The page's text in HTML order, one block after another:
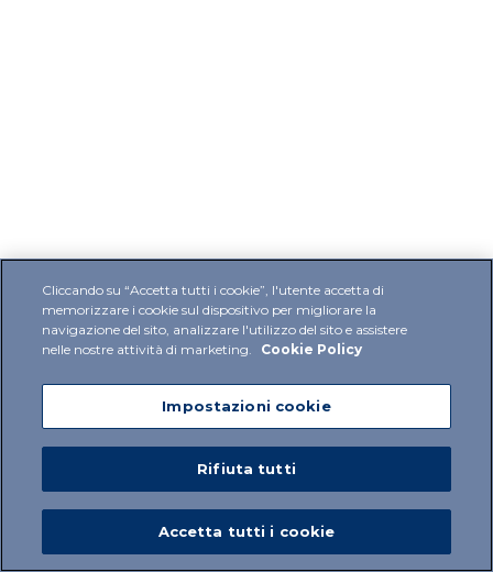
Cliccando su “Accetta tutti i cookie”, l'utente accetta di
memorizzare i cookie sul dispositivo per migliorare la
navigazione del sito, analizzare l'utilizzo del sito e assistere
nelle nostre attività di marketing.
Cookie Policy
Impostazioni cookie
Rifiuta tutti
Accetta tutti i cookie